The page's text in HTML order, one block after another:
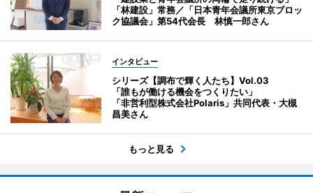
「林建設」常務／「日本青年会議所東京ブロッ
ク協議会」第54代会長 林慎一郎さん
インタビュー
シリーズ【調布で輝く人たち】Vol.03
「誰もが働ける機会をつくりたい」
「非営利型株式会社Polaris」共同代表・大槻
昌美さん
もっと見る